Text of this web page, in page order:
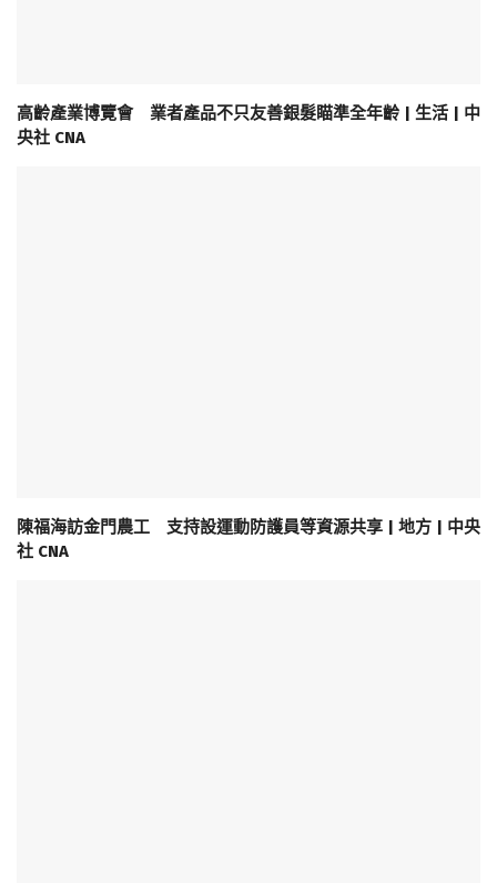
高齡產業博覽會 業者產品不只友善銀髮瞄準全年齡 | 生活 | 中
央社 CNA
陳福海訪金門農工 支持設運動防護員等資源共享 | 地方 | 中央
社 CNA